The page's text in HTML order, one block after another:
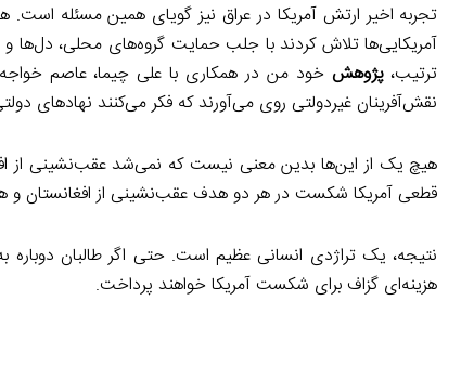
تجربه اخیر ارتش آمریکا در عراق نیز گویای همین مسئله است.
آمریکایی‌ها تلاش کردند با جلب حمایت گروه‌های محلی، دل‌ها
ترتیب،پژوهش خود من در همکاری با علی چیما، عاصم
نقش‌آفرینان غیردولتی روی می‌آورند که فکر می‌کنند نهادهای
هیچ یک از این‌ها بدین معنی نیست که نمی‌شد عقب‌نشینی از
قطعی آمریکا شکست در هر دو هدف عقب‌نشینی از افغانستان و
نتیجه، یک تراژدی انسانی عظیم است. حتی اگر طالبان دوباره
هزینه‌ای گزاف برای شکست آمریکا خواهند پرداخت.